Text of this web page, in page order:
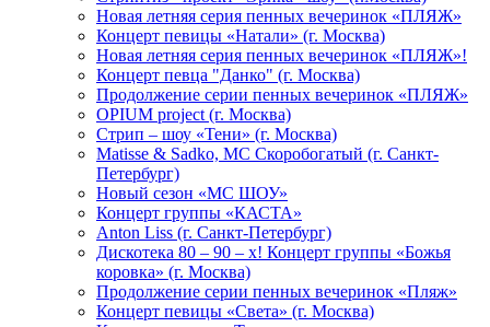
Новая летняя серия пенных вечеринок «ПЛЯЖ»
Концерт певицы «Натали» (г. Москва)
Новая летняя серия пенных вечеринок «ПЛЯЖ»!
Концерт певца "Данко" (г. Москва)
Продолжение серии пенных вечеринок «ПЛЯЖ»
OPIUM project (г. Москва)
Стрип – шоу «Тени» (г. Москва)
Matissе & Sadko, MC Скоробогатый (г. Санкт-
Петербург)
Новый сезон «МС ШОУ»
Концерт группы «КАСТА»
Anton Liss (г. Санкт-Петербург)
Дискотека 80 – 90 – х! Концерт группы «Божья
коровка» (г. Москва)
Продолжение серии пенных вечеринок «Пляж»
Концерт певицы «Света» (г. Москва)